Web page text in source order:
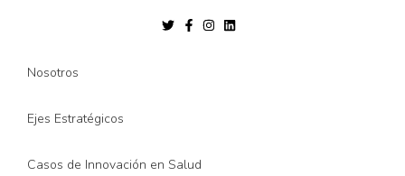
Nosotros
Ejes Estratégicos
Casos de Innovación en Salud